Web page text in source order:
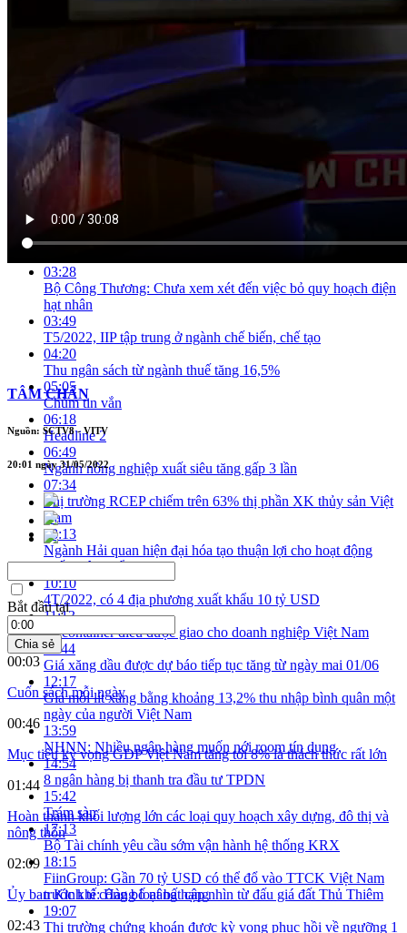
Cuốn sách mỗi ngày
00:46
Mục tiêu kỳ vọng GDP Việt Nam tăng tới 8% là thách thức
rất lớn
01:44
Hoàn thành khối lượng lớn các loại quy hoạch xây dựng, đô
thị và nông thôn
02:09
Ủy ban Kinh tế: Hàng loạt bất cập nhìn từ đấu giá đất Thủ
02:43
Cắt chuyển công việc của nhà thầu yếu tại dự án cao tốc Bắc
03:28
Bộ Công Thương: Chưa xem xét đến việc bỏ quy hoạch điện
hạt nhân
03:49
T5/2022, IIP tập trung ở ngành chế biến, chế tạo
04:20
Thu ngân sách từ ngành thuế tăng 16,5%
05:05
Chùm tin vắn
06:18
Headline 2
06:49
Ngành nông nghiệp xuất siêu tăng gấp 3 lần
07:34
Thị trường RCEP chiếm trên 63% thị phần XK thủy sản Việt
Nam
08:13
Ngành Hải quan hiện đại hóa tạo thuận lợi cho hoạt động
xuất nhập khẩu
10:10
4T/2022, có 4 địa phương xuất khẩu 10 tỷ USD
11:13
35 container điều được giao cho doanh nghiệp Việt Nam
11:44
Giá xăng dầu được dự báo tiếp tục tăng từ ngày mai 01/06
12:17
Giá mỗi lít xăng bằng khoảng 13,2% thu nhập bình quân một
ngày của người Việt Nam
13:59
NHNN: Nhiều ngân hàng muốn nới room tín dụng
14:54
8 ngân hàng bị thanh tra đầu tư TPDN
15:42
Trám sàn
17:13
Bộ Tài chính yêu cầu sớm vận hành hệ thống KRX
18:15
FiinGroup: Gần 70 tỷ USD có thể đổ vào TTCK Việt Nam
trước khi công bố nâng hạng
19:07
Thị trường chứng khoán được kỳ vọng phục hồi về ngưỡng 1
TÂM CHẤN
Nguồn: SCTV8 - VITV
20:01 ngày 31/05/2022
Bắt đầu tại
Chia sẻ
00:03
Cuốn sách mỗi ngày
00:46
Mục tiêu kỳ vọng GDP Việt Nam tăng tới 8% là thách thức rất lớn
01:44
Hoàn thành khối lượng lớn các loại quy hoạch xây dựng, đô thị và
nông thôn
02:09
Ủy ban Kinh tế: Hàng loạt bất cập nhìn từ đấu giá đất Thủ Thiêm
02:43